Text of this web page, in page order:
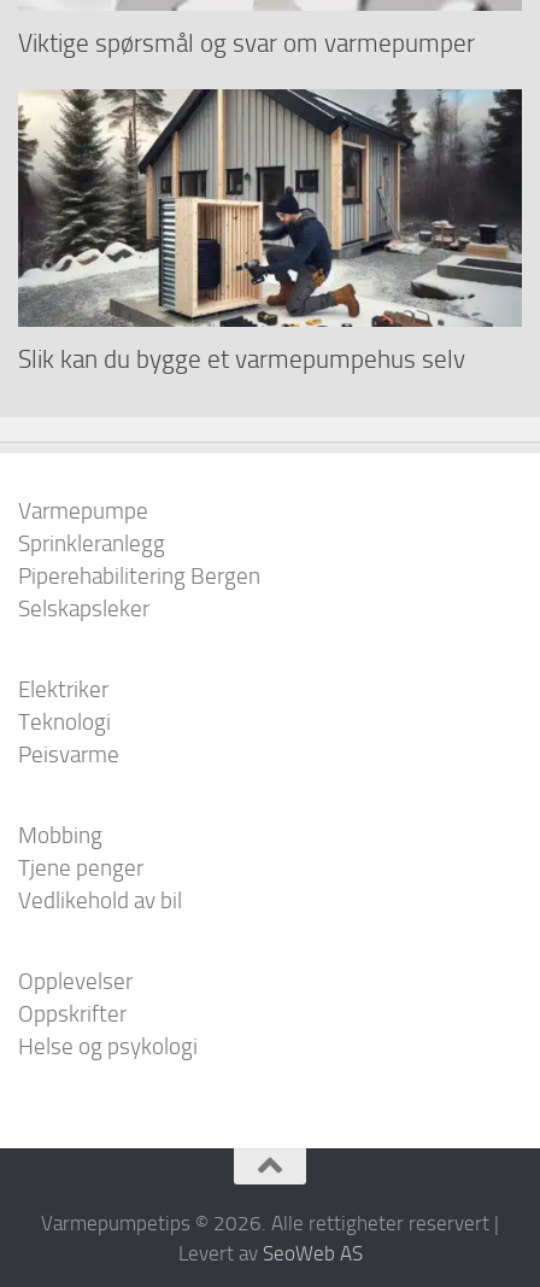
Viktige spørsmål og svar om varmepumper
Slik kan du bygge et varmepumpehus selv
Varmepumpe
Sprinkleranlegg
Piperehabilitering Bergen
Selskapsleker
Elektriker
Teknologi
Peisvarme
Mobbing
Tjene penger
Vedlikehold av bil
Opplevelser
Oppskrifter
Helse og psykologi
Varmepumpetips © 2026. Alle rettigheter reservert |
Levert av SeoWeb AS